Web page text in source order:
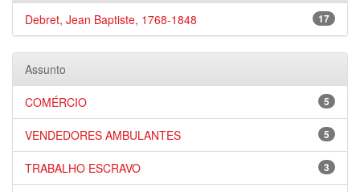
17
Debret, Jean Baptiste, 1768-1848
Assunto
5
COMÉRCIO
5
VENDEDORES AMBULANTES
3
TRABALHO ESCRAVO